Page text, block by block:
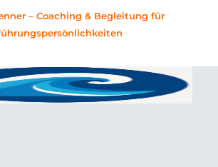
– Coaching & Begleitung für